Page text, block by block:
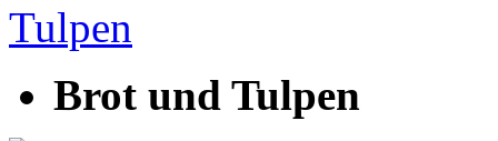
Brot und Tulpen